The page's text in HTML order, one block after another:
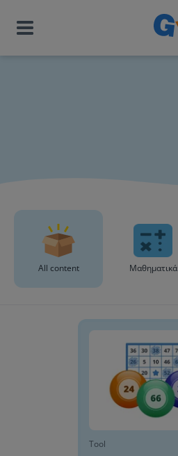
All content Μαθηματικά
Tool